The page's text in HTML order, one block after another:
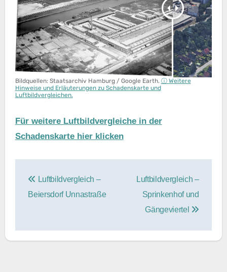
Bildquellen: Staatsarchiv Hamburg / Google Earth. ⓘ Weitere
Hinweise und Erläuterungen zu Schadenskarte und
Luftbildvergleichen.
Für weitere Luftbildvergleiche in der
Schadenskarte hier klicken
Luftbildvergleich –
Beiersdorf Unnastraße
Luftbildvergleich –
Sprinkenhof und
Gängeviertel